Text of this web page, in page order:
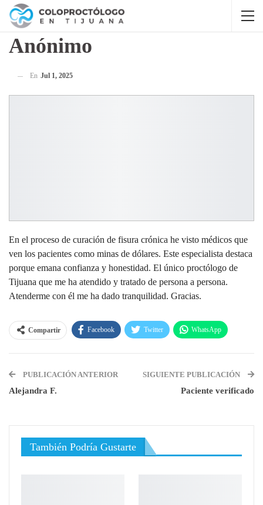
Anónimo
En Jul 1, 2025
En el proceso de curación de fisura crónica he visto médicos que
ven los pacientes como minas de dólares. Este especialista destaca
porque emana confianza y honestidad. El único proctólogo de
Tijuana que me ha atendido y tratado de persona a persona.
Atenderme con él me ha dado tranquilidad. Gracias.
Compartir Facebook Twitter WhatsApp
PUBLICACIÓN ANTERIOR
Alejandra F.
SIGUIENTE PUBLICACIÓN
Paciente verificado
También Podría Gustarte